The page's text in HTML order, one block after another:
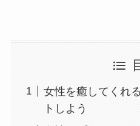
女性を癒してくれ
トしよう